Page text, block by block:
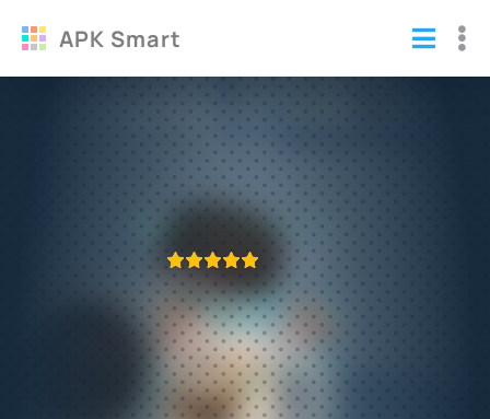
APK Smart
Взломанный Мой виртуальный питомец
Duddu
Симуляторы
ПРИЛОЖЕНИЕ ПРОВЕРЕНО
591